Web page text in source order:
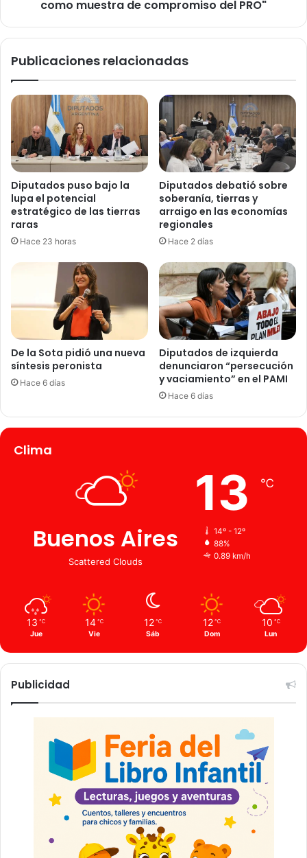
como muestra de compromiso del PRO"
Publicaciones relacionadas
Diputados puso bajo la
lupa el potencial
estratégico de las tierras
raras
Hace 23 horas
Diputados debatió sobre
soberanía, tierras y
arraigo en las economías
regionales
Hace 2 días
De la Sota pidió una nueva
síntesis peronista
Hace 6 días
Diputados de izquierda
denunciaron “persecución
y vaciamiento” en el PAMI
Hace 6 días
Clima
Buenos Aires
Scattered Clouds
13 ℃
14º - 12º
88%
0.89 km/h
13 ℃
Jue
14 ℃
Vie
12 ℃
Sáb
12 ℃
Dom
10 ℃
Lun
Publicidad